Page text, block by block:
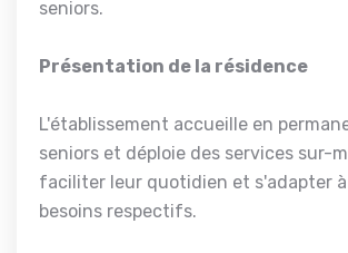
seniors.
Présentation de la résidence
L'établissement accueille en
seniors et déploie des services sur-
faciliter leur quotidien et s'adapter
besoins respectifs.